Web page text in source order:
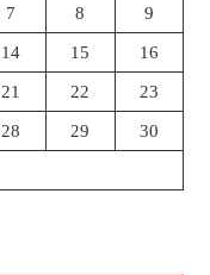
7 8 9
14 15 16
21 22 23
28 29 30